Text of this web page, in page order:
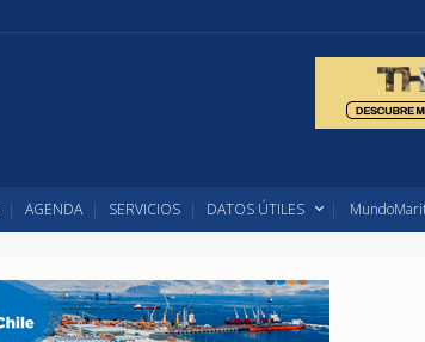
AGENDA SERVICIOS DATOS ÚTILES